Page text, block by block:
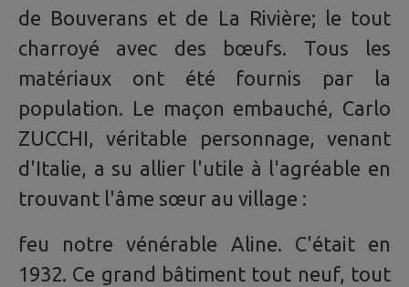
de Bouverans et de La Rivière; le tout
charroyé avec des bœufs. Tous les
matériaux ont été fournis par la
population. Le maçon embauché, Carlo
ZUCCHI, véritable personnage, venant
d'Italie, a su allier l'utile à l'agréable en
trouvant l'âme sœur au village :
feu notre vénérable Aline. C'était en
1932. Ce grand bâtiment tout neuf, tout